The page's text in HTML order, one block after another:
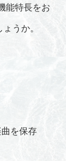
能特長をお
うか。
を保存